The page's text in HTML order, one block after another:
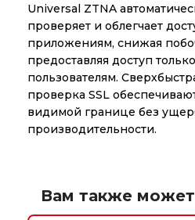
Universal ZTNA
проверяет и облегчает
приложениям, снижая
предоставляя доступ
пользователям.
проверка SSL
видимой границе без
производительности.
Вам также может